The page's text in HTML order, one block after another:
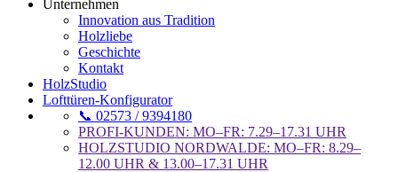
Unternehmen
Innovation aus Tradition
Holzliebe
Geschichte
Kontakt
HolzStudio
Lofttüren-Konfigurator
📞 02573 / 9394180
PROFI-KUNDEN: MO–FR: 7.29–17.31 UHR
HOLZSTUDIO NORDWALDE: MO–FR: 8.29–
12.00 UHR & 13.00–17.31 UHR